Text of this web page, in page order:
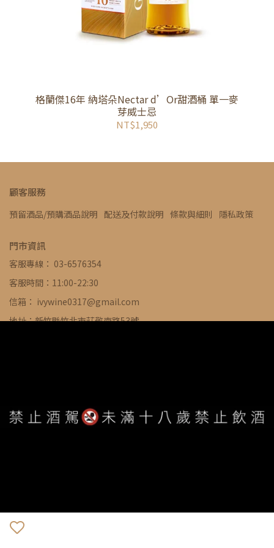
格蘭傑16年 納塔朵Nectar d’Or甜酒桶 單一麥
芽威士忌
NT$1,950
顧客服務
預留酒品/預購酒品說明 配送及付款說明 條款與細則 隱私政策
門市資訊
客服專線： 03-6576354
客服時間：11:00-22:30
信箱： ivywine0317@gmail.com
地址：新竹縣竹北市莊敬南路53號